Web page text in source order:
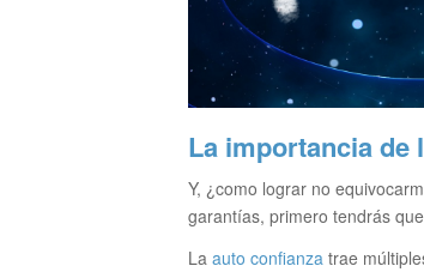
La importancia de
Y, ¿como lograr no
garantías, primero tendrás
La auto confianza trae